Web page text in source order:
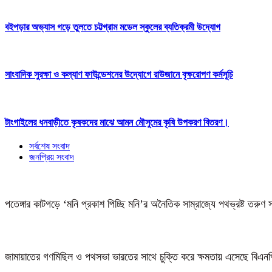
বইপড়ার অভ্যাস গড়ে তুলতে চট্টগ্রাম মডেল স্কুলের ব্যতিক্রমী উদ্যোগ
সাংবাদিক সুরক্ষা ও কল্যাণ ফাউন্ডেশনের উদ্যোগে রাউজানে বৃক্ষরোপণ কর্মসূচি
টাংগাইলের ধনবাড়ীতে কৃষকদের মাঝে আমন মৌসুমের কৃষি উপকরণ বিতরণ।
সর্বশেষ সংবাদ
জনপ্রিয় সংবাদ
পতেঙ্গার কাটগড়ে ‘মনি প্রকাশ পিচ্ছি মনি’র অনৈতিক সাম্রাজ্যে পথভ্রষ্ট তরুণ
জামায়াতের গণমিছিল ও পথসভা ভারতের সাথে চুক্তি করে ক্ষমতায় এসেছে